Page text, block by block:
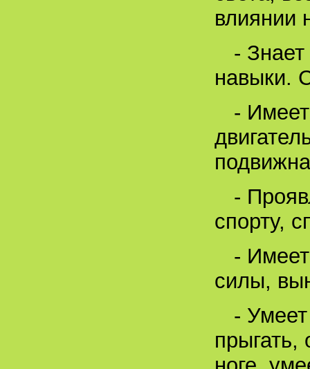
влиянии
- Знает
навыки.
-
-
спорту,
-
силы,
- Умеет
прыгать,